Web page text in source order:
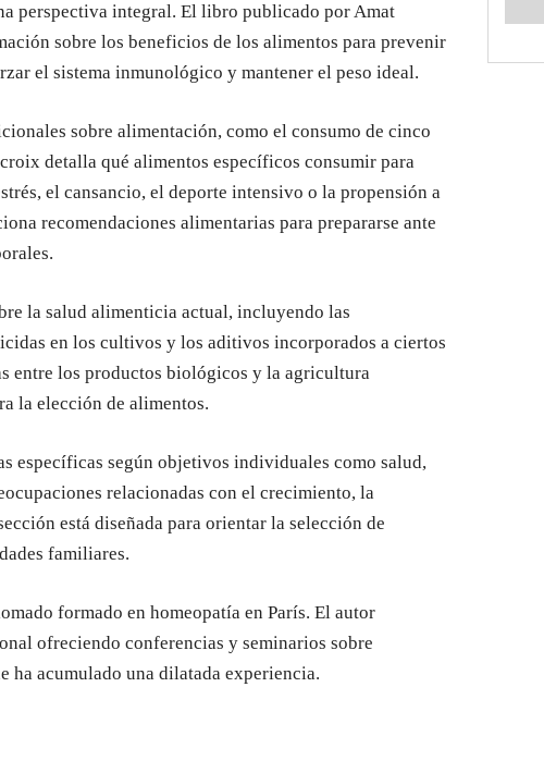
perspectiva integral. El libro publicado por Amat
sobre los beneficios de los alimentos para prevenir
el sistema inmunológico y mantener el peso ideal.
sobre alimentación, como el consumo de cinco
detalla qué alimentos específicos consumir para
el cansancio, el deporte intensivo o la propensión a
recomendaciones alimentarias para prepararse ante
la salud alimenticia actual, incluyendo las
en los cultivos y los aditivos incorporados a ciertos
entre los productos biológicos y la agricultura
la elección de alimentos.
específicas según objetivos individuales como salud,
relacionadas con el crecimiento, la
está diseñada para orientar la selección de
familiares.
formado en homeopatía en París. El autor
ofreciendo conferencias y seminarios sobre
ha acumulado una dilatada experiencia.